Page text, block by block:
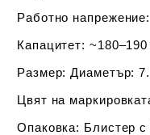
Работно напрежение:
Капацитет:
Размер: Диаметър:
Цвят на
Опаковка: Блистер